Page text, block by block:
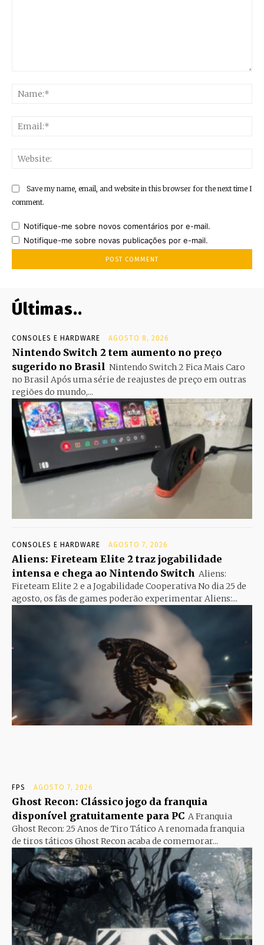
Save my name, email, and website in this browser for the next time I
comment.
Notifique-me sobre novos comentários por e-mail.
Notifique-me sobre novas publicações por e-mail.
Últimas..
CONSOLES E HARDWARE AGOSTO 8, 2026
Nintendo Switch 2 tem aumento no preço
sugerido no Brasil Nintendo Switch 2 Fica Mais Caro
no Brasil Após uma série de reajustes de preço em outras
regiões do mundo,...
CONSOLES E HARDWARE AGOSTO 7, 2026
Aliens: Fireteam Elite 2 traz jogabilidade
intensa e chega ao Nintendo Switch Aliens:
Fireteam Elite 2 e a Jogabilidade Cooperativa No dia 25 de
agosto, os fãs de games poderão experimentar Aliens:...
FPS AGOSTO 7, 2026
Ghost Recon: Clássico jogo da franquia
disponível gratuitamente para PC A Franquia
Ghost Recon: 25 Anos de Tiro Tático A renomada franquia
de tiros táticos Ghost Recon acaba de comemorar...